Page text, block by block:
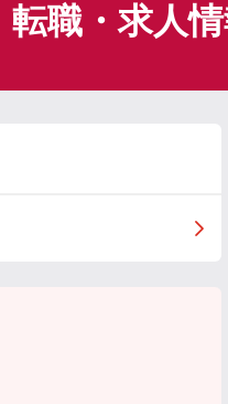
転職・求人